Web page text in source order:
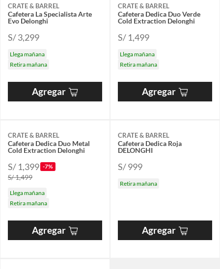
CRATE & BARREL
Cafetera La Specialista Arte
Evo Delonghi
S/ 3,299
Llega mañana
Retira mañana
Agregar
CRATE & BARREL
Cafetera Dedica Duo Verde
Cold Extraction Delonghi
S/ 1,499
Llega mañana
Retira mañana
Agregar
CRATE & BARREL
Cafetera Dedica Duo Metal
Cold Extraction Delonghi
S/ 1,399 -7%
S/ 1,499
Llega mañana
Retira mañana
Agregar
CRATE & BARREL
Cafetera Dedica Roja
DELONGHI
S/ 999
Retira mañana
Agregar